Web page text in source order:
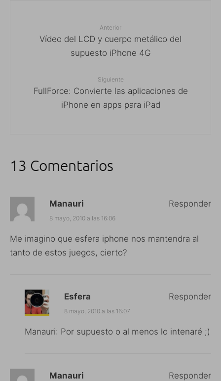
Anterior
Vídeo del LCD y cuerpo metálico del
supuesto iPhone 4G
Siguiente
FullForce: Convierte las aplicaciones de
iPhone en apps para iPad
13 Comentarios
Manauri
8 mayo, 2010 a las 16:06
Me imagino que esfera iphone nos mantendra al
tanto de estos juegos, cierto?
Responder
Esfera
8 mayo, 2010 a las 16:07
Manauri: Por supuesto o al menos lo intenaré ;)
Responder
Manauri Responder